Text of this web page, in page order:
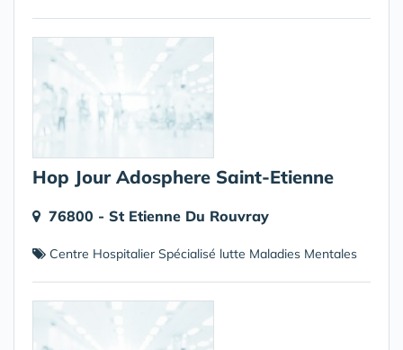
Hop Jour Adosphere Saint-Etienne
76800 - St Etienne Du Rouvray
Centre Hospitalier Spécialisé lutte Maladies Mentales